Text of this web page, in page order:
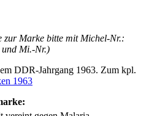
zur Marke bitte mit Michel-Nr.:
und Mi.-Nr.)
DDR-Jahrgang 1963. Zum kpl.
1963